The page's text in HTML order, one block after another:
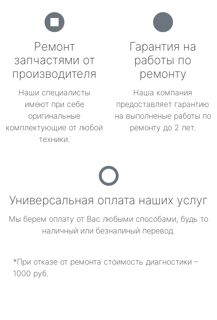
Ремонт
запчастями от
производителя
Наши специалисты
имеют при себе
оригинальные
комплектующие от любой
техники.
Гарантия на
работы по
ремонту
Наша компания
предоставляет гарантию
на выполненые работы по
ремонту до 2 лет.
Универсальная оплата наших услуг
Мы берем оплату от Вас любыми способами, будь то
наличный или безналиный перевод.
*При отказе от ремонта стоимость диагностики –
1000 руб.